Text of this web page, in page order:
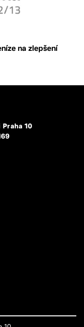
na zlepšení
10